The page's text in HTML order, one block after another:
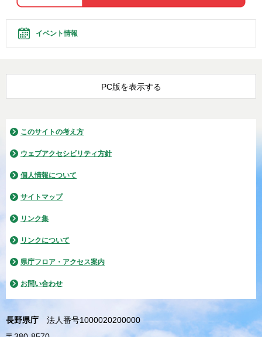
イベント情報
PC版を表示する
このサイトの考え方
ウェブアクセシビリティ方針
個人情報について
サイトマップ
リンク集
リンクについて
県庁フロア・アクセス案内
お問い合わせ
長野県庁
法人番号1000020200000